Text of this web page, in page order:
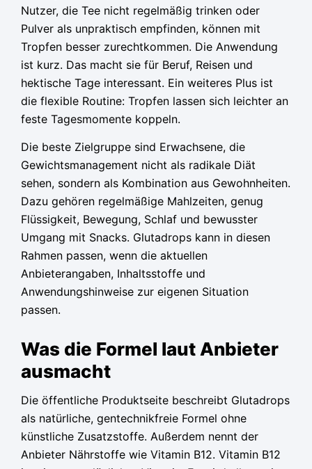
Nutzer, die Tee nicht regelmäßig trinken oder
Pulver als unpraktisch empfinden, können mit
Tropfen besser zurechtkommen. Die Anwendung
ist kurz. Das macht sie für Beruf, Reisen und
hektische Tage interessant. Ein weiteres Plus ist
die flexible Routine: Tropfen lassen sich leichter an
feste Tagesmomente koppeln.
Die beste Zielgruppe sind Erwachsene, die
Gewichtsmanagement nicht als radikale Diät
sehen, sondern als Kombination aus Gewohnheiten.
Dazu gehören regelmäßige Mahlzeiten, genug
Flüssigkeit, Bewegung, Schlaf und bewusster
Umgang mit Snacks. Glutadrops kann in diesen
Rahmen passen, wenn die aktuellen
Anbieterangaben, Inhaltsstoffe und
Anwendungshinweise zur eigenen Situation
passen.
Was die Formel laut Anbieter
ausmacht
Die öffentliche Produktseite beschreibt Glutadrops
als natürliche, gentechnikfreie Formel ohne
künstliche Zusatzstoffe. Außerdem nennt der
Anbieter Nährstoffe wie Vitamin B12. Vitamin B12